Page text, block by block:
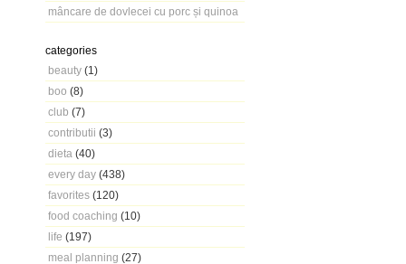
mâncare de dovlecei cu porc și quinoa
categories
beauty (1)
boo (8)
club (7)
contributii (3)
dieta (40)
every day (438)
favorites (120)
food coaching (10)
life (197)
meal planning (27)